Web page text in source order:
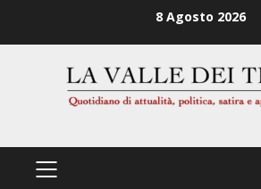
8 Agosto 2026
PRIMÄRES